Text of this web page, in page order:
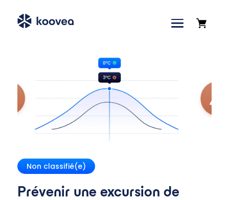
Accueil»Blog»Prévenir une excursion de
Non classifié(e)
Prévenir une excursion de